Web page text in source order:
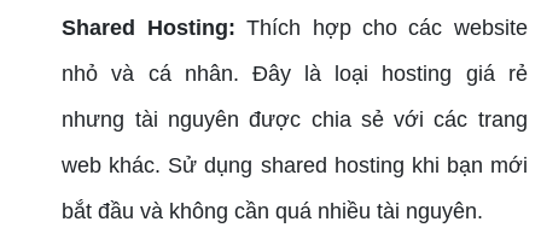
Shared Hosting: Thích hợp cho các website
nhỏ và cá nhân. Đây là loại hosting giá rẻ
nhưng tài nguyên được chia sẻ với các trang
web khác. Sử dụng shared hosting khi bạn mới
bắt đầu và không cần quá nhiều tài nguyên.